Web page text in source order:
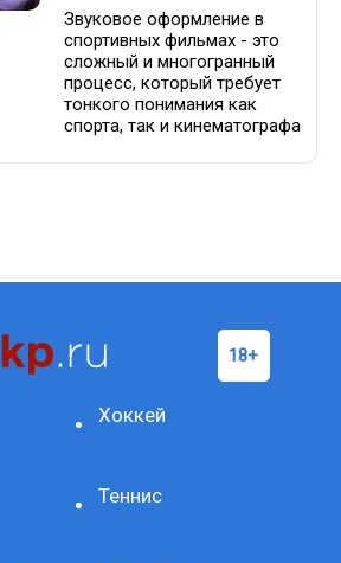
Звуковое оформление в
спортивных фильмах - это
сложный и многогранный
процесс, который требует
тонкого понимания как
спорта, так и кинематографа
Хоккей
Теннис